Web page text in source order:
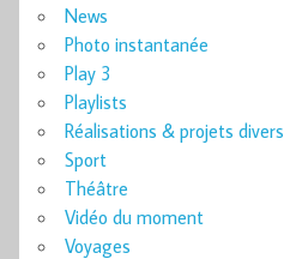
News
Photo instantanée
Play 3
Playlists
Réalisations & projets divers
Sport
Théâtre
Vidéo du moment
Voyages